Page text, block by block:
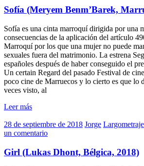
Sofía (Meryem Benm’Barek,
Sofía es una cinta marroquí dirigida por una
consecuencias de la aplicación del artículo
Marroquí por los que una mujer no puede
sexuales fuera del matrimonio. La estrena
españoles después de haber conseguido el
Un certain Regard del pasado Festival de
poco cine de Marruecos y lo cierto es que lo
veces visto, al
Leer más
28 de septiembre de 2018 Jorge
un comentario
Girl (Lukas Dhont, Bélgica, 2018)